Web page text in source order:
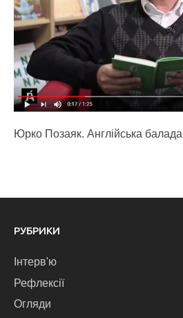
Юрко Позаяк. Англійська балада
РУБРИКИ
Інтерв'ю
Рефлексії
Огляди